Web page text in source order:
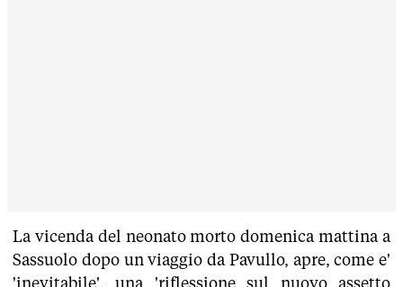
La vicenda del neonato morto domenica mattina a
Sassuolo dopo un viaggio da Pavullo, apre, come e'
'inevitabile', una 'riflessione sul nuovo assetto